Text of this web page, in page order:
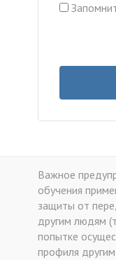
Важное
обучения
защиты от
другим людям
попытке
профиля